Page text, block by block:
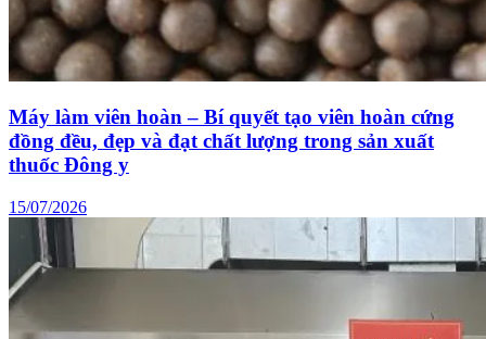
Máy làm viên hoàn – Bí quyết tạo viên hoàn cứng
đồng đều, đẹp và đạt chất lượng trong sản xuất
thuốc Đông y
15/07/2026